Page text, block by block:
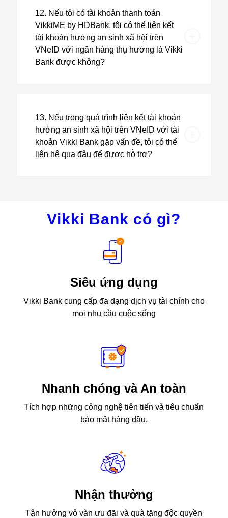
12. Nếu tôi có tài khoản thanh toán
VikkiME by HDBank, tôi có thể liên kết
tài khoản hưởng an sinh xã hội trên
VNeID với ngân hàng thụ hưởng là Vikki
Bank được không?
13. Nếu trong quá trình liên kết tài khoản
hưởng an sinh xã hội trên VNeID với tài
khoản Vikki Bank gặp vấn đề, tôi có thể
liên hệ qua đâu để được hỗ trợ?
Vikki Bank có gì?
Siêu ứng dụng
Vikki Bank cung cấp đa dạng dịch vụ tài chính cho
mọi nhu cầu cuộc sống
Nhanh chóng và An toàn
Tích hợp những công nghệ tiên tiến và tiêu chuẩn
bảo mật hàng đầu.
Nhận thưởng
Tận hưởng vô vàn ưu đãi và quà tặng độc quyền